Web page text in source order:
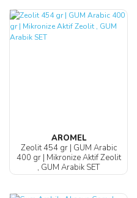
AROMEL
Zeolit 454 gr | GUM Arabic
400 gr | Mikronize Aktif Zeolit
, GUM Arabik SET